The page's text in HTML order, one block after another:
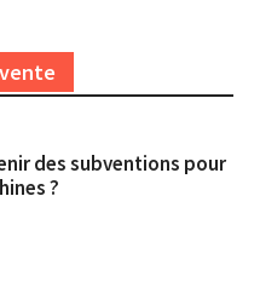
des subventions pour
?